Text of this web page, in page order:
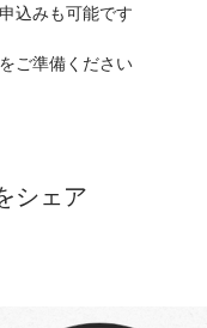
込みも可能です
ご準備ください
シェア